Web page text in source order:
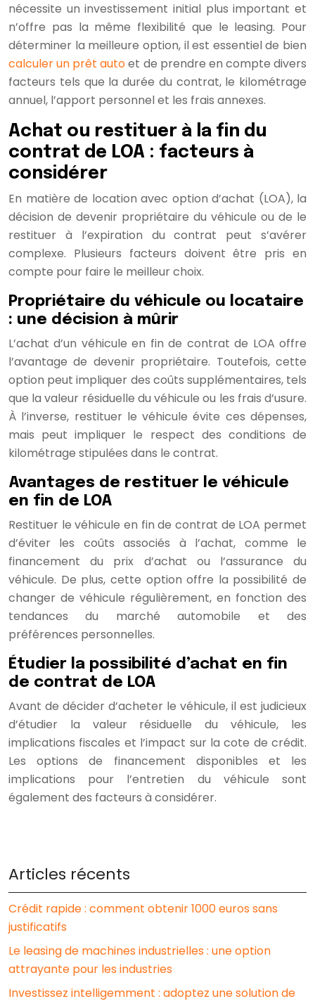
nécessite un investissement initial plus important et
n’offre pas la même flexibilité que le leasing. Pour
déterminer la meilleure option, il est essentiel de bien
calculer un prêt autoet de prendre en compte divers
facteurs tels que la durée du contrat, le kilométrage
annuel, l’apport personnel et les frais annexes.
Achat ou restituer à la fin du
contrat de LOA : facteurs à
considérer
En matière de location avec option d’achat (LOA), la
décision de devenir propriétaire du véhicule ou de le
restituer à l’expiration du contrat peut s’avérer
complexe. Plusieurs facteurs doivent être pris en
compte pour faire le meilleur choix.
Propriétaire du véhicule ou locataire
: une décision à mûrir
L’achat d’un véhicule en fin de contrat de LOA offre
l’avantage de devenir propriétaire. Toutefois, cette
option peut impliquer des coûts supplémentaires, tels
que la valeur résiduelle du véhicule ou les frais d’usure.
À l’inverse, restituer le véhicule évite ces dépenses,
mais peut impliquer le respect des conditions de
kilométrage stipulées dans le contrat.
Avantages de restituer le véhicule
en fin de LOA
Restituer le véhicule en fin de contrat de LOA permet
d’éviter les coûts associés à l’achat, comme le
financement du prix d’achat ou l’assurance du
véhicule. De plus, cette option offre la possibilité de
changer de véhicule régulièrement, en fonction des
tendances du marché automobile et des
préférences personnelles.
Étudier la possibilité d’achat en fin
de contrat de LOA
Avant de décider d’acheter le véhicule, il est judicieux
d’étudier la valeur résiduelle du véhicule, les
implications fiscales et l’impact sur la cote de crédit.
Les options de financement disponibles et les
implications pour l’entretien du véhicule sont
également des facteurs à considérer.
Articles récents
Crédit rapide : comment obtenir 1000 euros sans
justificatifs
Le leasing de machines industrielles : une option
attrayante pour les industries
Investissez intelligemment : adoptez une solution de